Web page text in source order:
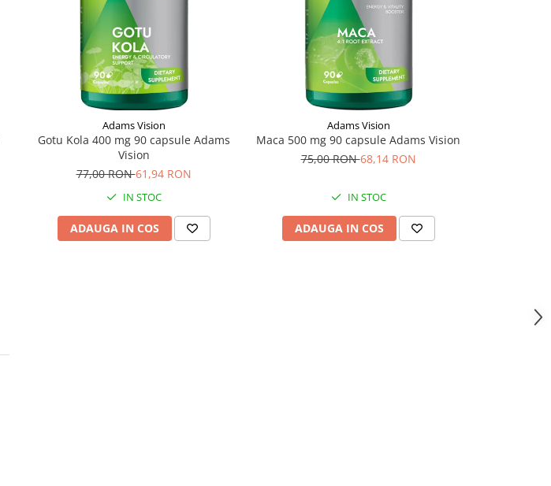
Adams Vision
Gotu Kola 400 mg 90 capsule Adams
Vision
77,00 RON61,94 RON
IN STOC
ADAUGA IN COS
Adams Vision
Maca 500 mg 90 capsule Adams Vision
75,00 RON68,14 RON
IN STOC
ADAUGA IN COS